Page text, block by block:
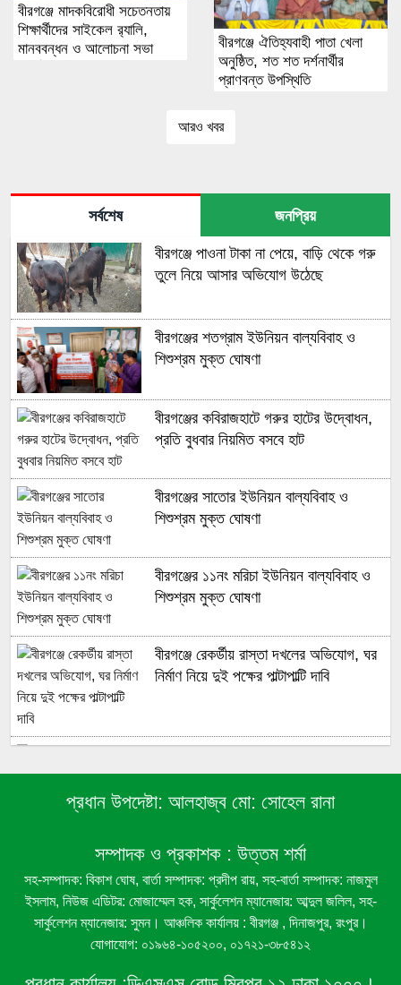
বীরগঞ্জে মাদকবিরোধী সচেতনতায়
শিক্ষার্থীদের সাইকেল র‌্যালি,
মানববন্ধন ও আলোচনা সভা
বীরগঞ্জে ঐতিহ্যবাহী পাতা খেলা
অনুষ্ঠিত, শত শত দর্শনার্থীর
প্রাণবন্ত উপস্থিতি
আরও খবর
সর্বশেষ জনপ্রিয়
বীরগঞ্জে পাওনা টাকা না পেয়ে, বাড়ি থেকে গরু
তুলে নিয়ে আসার অভিযোগ উঠেছে
বীরগঞ্জের শতগ্রাম ইউনিয়ন বাল্যবিবাহ ও
শিশুশ্রম মুক্ত ঘোষণা
বীরগঞ্জের কবিরাজহাটে গরুর হাটের উদ্বোধন,
প্রতি বুধবার নিয়মিত বসবে হাট
বীরগঞ্জের সাতোর ইউনিয়ন বাল্যবিবাহ ও
শিশুশ্রম মুক্ত ঘোষণা
বীরগঞ্জের ১১নং মরিচা ইউনিয়ন বাল্যবিবাহ ও
শিশুশ্রম মুক্ত ঘোষণা
বীরগঞ্জে রেকর্ডীয় রাস্তা দখলের অভিযোগ, ঘর
নির্মাণ নিয়ে দুই পক্ষের পাল্টাপাল্টি দাবি
পাতা’ খেলা অনুষ্ঠিত
বীরগঞ্জে সন্ত্রাসী হামলার প্রতিবাদে মানববন্ধন,
দোষীদের গ্রেপ্তার ও শান্তি প্রতিষ্ঠার দাবি
প্রধান উপদেষ্টা: আলহাজ্ব মো: সোহেল রানা
সম্পাদক ও প্রকাশক : উত্তম শর্মা
সহ-সম্পাদক: বিকাশ ঘোষ, বার্তা সম্পাদক: প্রদীপ রায়, সহ-বার্তা সম্পাদক: নাজমুল
ইসলাম, নিউজ এডিটর: মোজাম্মেল হক, সার্কুলেশন ম্যানেজার: আব্দুল জলিল, সহ-
সার্কুলেশন ম্যানেজার: সুমন। আঞ্চলিক কার্যালয় : বীরগঞ্জ , দিনাজপুর, রংপুর।
যোগাযোগ: ০১৯৬৪-১০৫২০০, ০১৭২১-৩৮৫৪১২